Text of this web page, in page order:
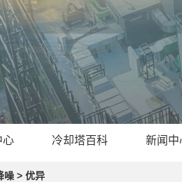
心 冷却塔百科 新闻中
噪 > 优异